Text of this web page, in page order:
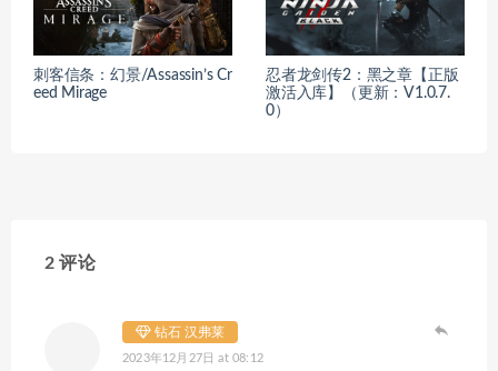
刺客信条：幻景/Assassin’s Cr
eed Mirage
忍者龙剑传2：黑之章【正版
激活入库】（更新：V1.0.7.
0）
2 评论
钻石 汉弗莱
2023年12月27日 at 08:12